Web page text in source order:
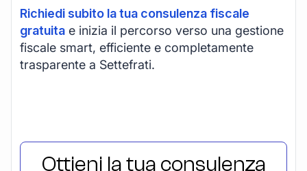
Richiedi subito la tua consulenza fiscale
gratuita e inizia il percorso verso una gestione
fiscale smart, efficiente e completamente
trasparente a Settefrati.
Ottieni la tua consulenza